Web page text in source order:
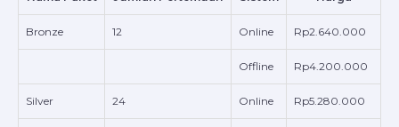
Bronze 12 Online Rp2.640.000
Offline Rp4.200.000
Silver 24 Online Rp5.280.000